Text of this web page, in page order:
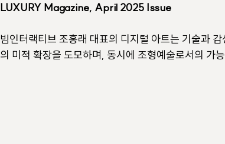
LUXURY Magazine, April 2025 Issue
빔인터랙티브 조홍래 대표의 디지털 아트는 기술과
의 미적 확장을 도모하며, 동시에 조형예술로서의 가